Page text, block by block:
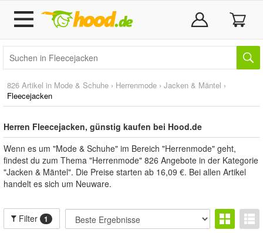
826 Artikel in Mode & Schuhe › Herrenmode › Jacken & Mäntel ›
Fleecejacken
Herren Fleecejacken, günstig kaufen bei Hood.de
Wenn es um "Mode & Schuhe" im Bereich "Herrenmode" geht,
findest du zum Thema "Herrenmode" 826 Angebote in der Kategorie
"Jacken & Mäntel". Die Preise starten ab 16,09 €. Bei allen Artikel
handelt es sich um Neuware.
Filter 1